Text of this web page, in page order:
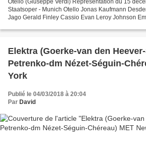
Otello (Giuseppe Verdi) Représentation du 15
Staatsoper - Munich Otello Jonas Kaufmann
Jago Gerald Finley Cassio Evan Leroy Johnson
Elektra (Goerke-van den
Petrenko-dm Nézet-Séguin-
York
Publié le 04/03/2018 à 20:04
Par David